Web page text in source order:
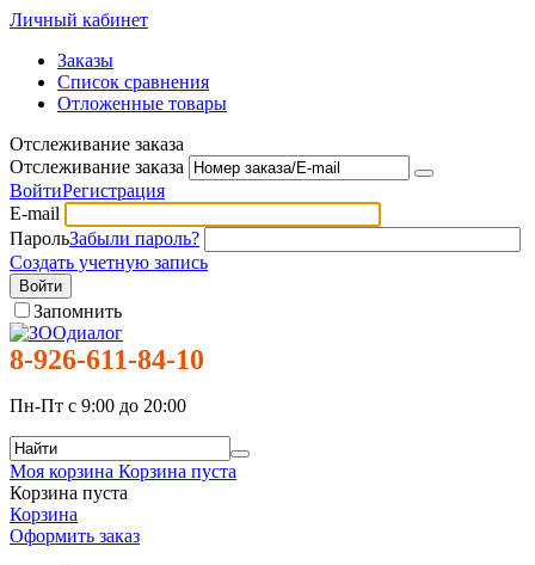
Личный кабинет
Заказы
Список сравнения
Отложенные товары
Отслеживание заказа
Отслеживание заказа
ВойтиРегистрация
E-mail
ПарольЗабыли пароль?
Создать учетную запись
Войти
Запомнить
8-926-611-84-10
Пн-Пт с 9:00 до 20:00
Моя корзина Корзина пуста
Корзина пуста
Корзина
Оформить заказ